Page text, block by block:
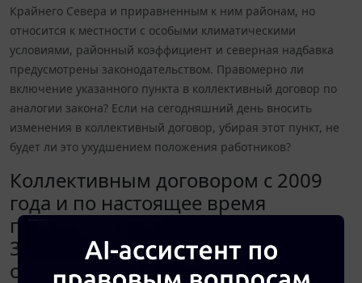
Крайнего Севера и приравненным к ним районам, но
относится к местности с особыми климатическими
условиями, районный коэффициент и северная надбавка
предусмотрены законодательством. Правомерно ли
включение указанного пункта в коллективный договор по
аналогии закона? Если на сегодняшний день вносить
изменения в коллективный договор, убирая этот пункт, не
будет ли это ухудшением положения работников?
Коллективным договором с 2009
года и по настоящее время
предусмотрено: "Согласно статье
320 Трудового кодекса РФ
сотрудницам лаборатории